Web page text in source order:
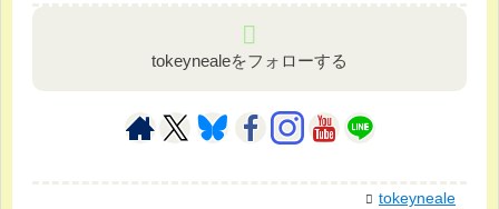
tokeynealeをフォローする
tokeyneale